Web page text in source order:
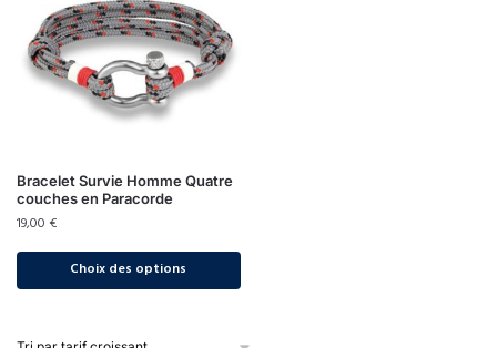
Bracelet Survie Homme Quatre
couches en Paracorde
19,00 €
Choix des options